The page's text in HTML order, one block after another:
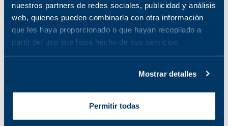
nuestros partners de redes sociales, publicidad y análisis
web, quienes pueden combinarla con otra información
que les haya proporcionado o que hayan recopilado a
partir del uso que haya hecho de sus servicios.
Mostrar detalles
Permitir todas
Ultrasonido
mamario